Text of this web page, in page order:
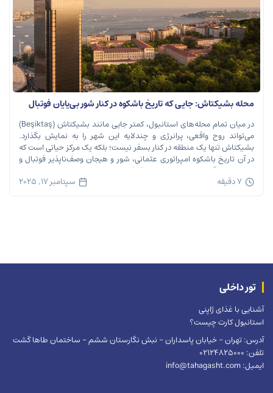
محله بشیکتاش: جایی که تاریخ باشکوه در کنار شور بی‌پایان فوتبال
نفس می‌کشد
در میان تمام محله‌های استانبول، کمتر جایی مانند بشیکتاش (Beşiktaş)
می‌تواند روح واقعی، پرانرژی و چندلایه این شهر را به نمایش بگذارد.
بشیکتاش تنها یک منطقه در کنار بسفر نیست؛ بلکه یک مرکز حیاتی است که
در آن تاریخ باشکوه امپراتوری عثمانی، شور و هیجان وصف‌ناپذیر فوتبال و
ریتم تند زندگی مدرن شهری در هم […]
7 دقیقه سپتامبر 17, 2025
تور داخلی
آشنایی با غذای ژاپنی
استانبول کارت چیست؟
آدرس: تهران – خیابان پاسداران – نبش نگارستان ششم – ساختمان طاها گشت
تلفن: 02124825000
ایمیل: info@tahagasht.com